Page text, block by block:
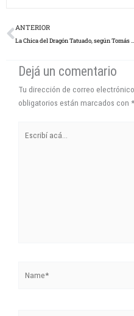
Prev
ANTERIOR
Dejá un comentario
Tu dirección de correo
obligatorios están marcados con *
acá...